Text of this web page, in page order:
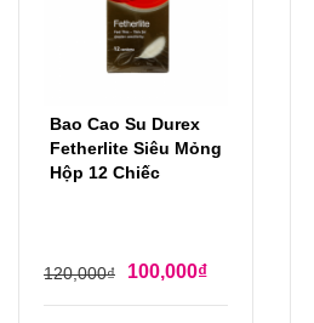
Bao Cao Su Durex
Fetherlite Siêu Mỏng
Hộp 12 Chiếc
120,000₫ 100,000₫